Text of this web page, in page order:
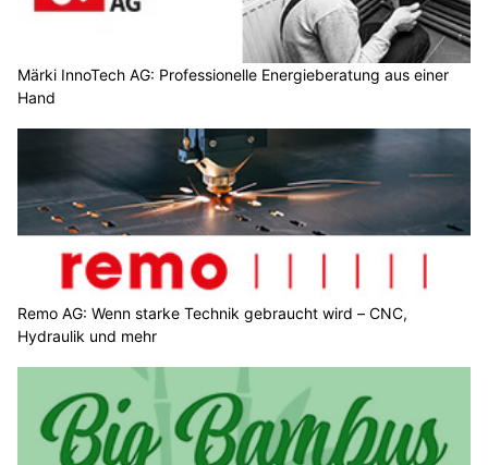
Märki InnoTech AG: Professionelle Energieberatung aus einer
Hand
Remo AG: Wenn starke Technik gebraucht wird – CNC,
Hydraulik und mehr